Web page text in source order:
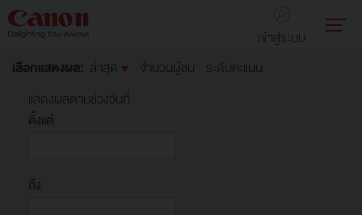
เข้าสู่ระบบ
เลือกแสดงผล: ล่าสุด จำนวนผู้ชม
ระดับคะแนน
แสดงผลตามช่วงวันที่
ตั้งแต่
ถึง